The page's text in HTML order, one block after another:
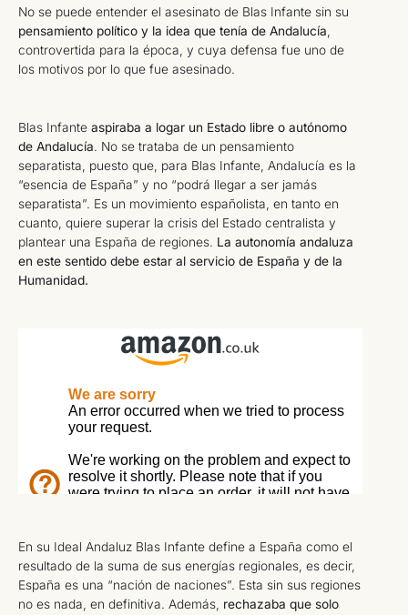
No se puede entender el asesinato de Blas Infante sin su
pensamiento político y la idea que tenía de Andalucía,
controvertida para la época, y cuya defensa fue uno de
los motivos por lo que fue asesinado.
Blas Infante aspiraba a logar un Estado libre o autónomo
de Andalucía. No se trataba de un pensamiento
separatista, puesto que, para Blas Infante, Andalucía es la
“esencia de España” y no “podrá llegar a ser jamás
separatista”. Es un movimiento españolista, en tanto en
cuanto, quiere superar la crisis del Estado centralista y
plantear una España de regiones. La autonomía andaluza
en este sentido debe estar al servicio de España y de la
Humanidad.
En su Ideal Andaluz Blas Infante define a España como el
resultado de la suma de sus energías regionales, es decir,
España es una “nación de naciones”. Esta sin sus regiones
no es nada, en definitiva. Además, rechazaba que solo